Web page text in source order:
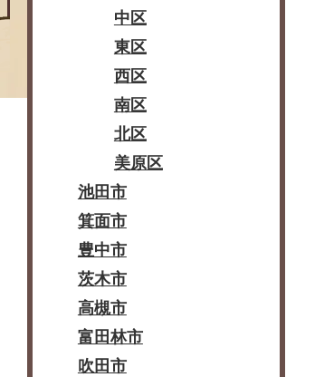
中区
東区
西区
南区
北区
美原区
池田市
箕面市
豊中市
茨木市
高槻市
富田林市
吹田市